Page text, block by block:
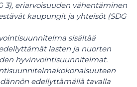
3), eriarvoisuuden vähentäminen
kaupungit ja yhteisöt (SDG
sisältää
lasten ja nuorten
hyvinvointisuunnitelmat.
edellyttämällä tavalla